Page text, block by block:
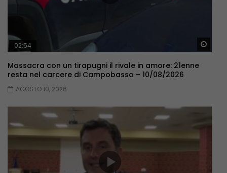
02:54
Massacra con un tirapugni il rivale in amore: 21enne
resta nel carcere di Campobasso – 10/08/2026
AGOSTO 10, 2026